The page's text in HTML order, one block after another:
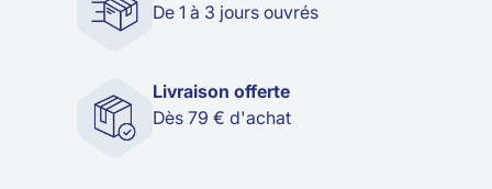
De 1 à 3 jours ouvrés
Livraison offerte
Dès 79 € d'achat